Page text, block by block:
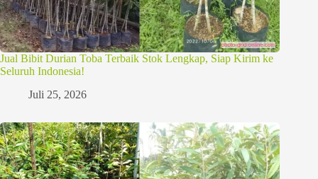
Jual Bibit Durian Toba Terbaik Stok Lengkap, Siap Kirim ke
Seluruh Indonesia!
Juli 25, 2026